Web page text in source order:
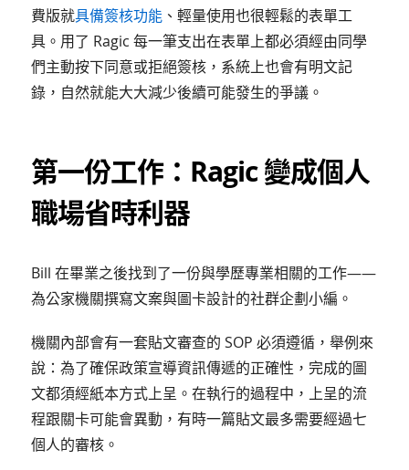
費版就具備簽核功能、輕量使用也很輕鬆的表單工
具。用了 Ragic 每一筆支出在表單上都必須經由同學
們主動按下同意或拒絕簽核，系統上也會有明文記
錄，自然就能大大減少後續可能發生的爭議。
第一份工作：Ragic 變成個人
職場省時利器
Bill 在畢業之後找到了一份與學歷專業相關的工作——
為公家機關撰寫文案與圖卡設計的社群企劃小編。
機關內部會有一套貼文審查的 SOP 必須遵循，舉例來
說：為了確保政策宣導資訊傳遞的正確性，完成的圖
文都須經紙本方式上呈。在執行的過程中，上呈的流
程跟關卡可能會異動，有時一篇貼文最多需要經過七
個人的審核。